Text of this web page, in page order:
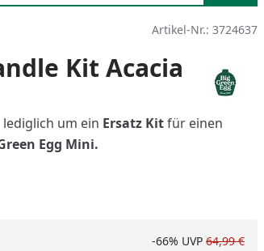
Artikel-Nr.: 3724637
Kit Acacia
um ein Ersatz Kitfür einen
Egg Mini.
-66% UVP 64,99 €